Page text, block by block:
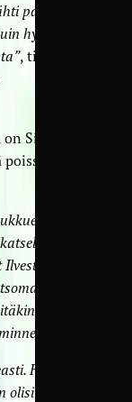
pari vuotta
hyviä
, tiivistää
Sirén
tulen.”
Hyvä
pitänyt